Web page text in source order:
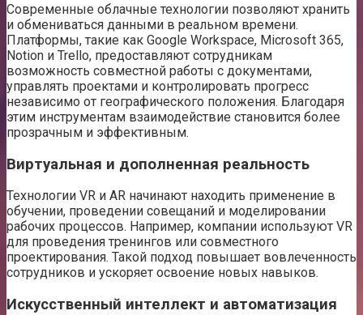
Современные облачные технологии позволяют хранить
и обмениваться данными в реальном времени.
Платформы, такие как Google Workspace, Microsoft 365,
Notion и Trello, предоставляют сотрудникам
возможность совместной работы с документами,
управлять проектами и контролировать прогресс
независимо от географического положения. Благодаря
этим инструментам взаимодействие становится более
прозрачным и эффективным.
Виртуальная и дополненная реальность
Технологии VR и AR начинают находить применение в
обучении, проведении совещаний и моделировании
рабочих процессов. Например, компании используют VR
для проведения тренингов или совместного
проектирования. Такой подход повышает вовлеченность
сотрудников и ускоряет освоение новых навыков.
Искусственный интеллект и автоматизация